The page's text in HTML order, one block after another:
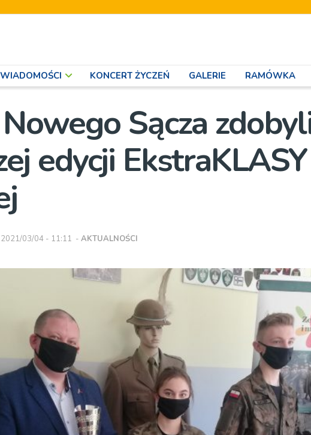
WIADOMOŚCI KONCERT ŻYCZEŃ GALERIE RAMÓWKA
Sącza
edycji EkstraKLASY
2021/03/04 - 11:11 - AKTUALNOŚCI